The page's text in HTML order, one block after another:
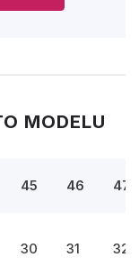
MODELU
45 46 47
30 31 32